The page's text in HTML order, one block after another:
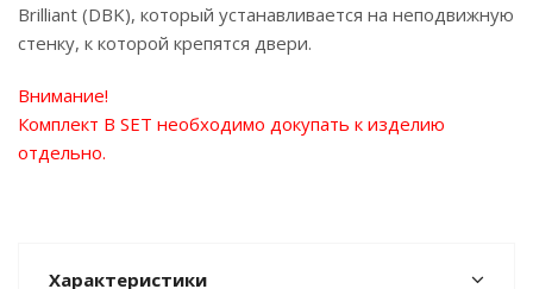
Brilliant (DBK), который устанавливается на неподвижную
стенку, к которой крепятся двери.
Внимание!
Комплект B SET необходимо докупать к изделию
отдельно.
Характеристики